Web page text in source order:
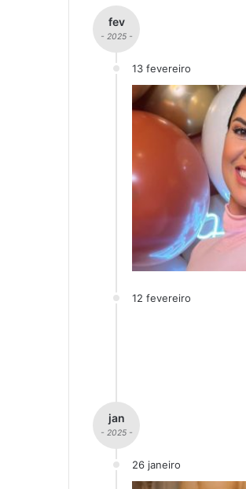
fev
- 2025 -
13 fevereiro
12 fevereiro
jan
- 2025 -
26 janeiro